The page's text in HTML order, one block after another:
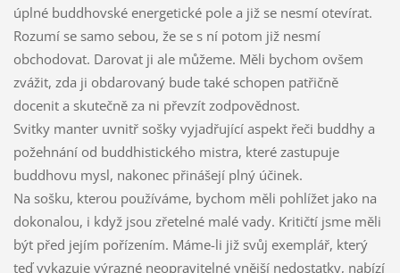
úplné buddhovské energetické pole a již se nesmí otevírat.
Rozumí se samo sebou, že se s ní potom již nesmí
obchodovat. Darovat ji ale můžeme. Měli bychom ovšem
zvážit, zda ji obdarovaný bude také schopen patřičně
docenit a skutečně za ni převzít zodpovědnost.
Svitky manter uvnitř sošky vyjadřující aspekt řeči buddhy a
požehnání od buddhistického mistra, které zastupuje
buddhovu mysl, nakonec přinášejí plný účinek.
Na sošku, kterou používáme, bychom měli pohlížet jako na
dokonalou, i když jsou zřetelné malé vady. Kritičtí jsme měli
být před jejím pořízením. Máme-li již svůj exemplář, který
teď vykazuje výrazné neopravitelné vnější nedostatky, nabízí